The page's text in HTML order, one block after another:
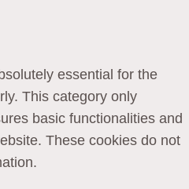
essential for the
This category only
basic functionalities and
These cookies do not